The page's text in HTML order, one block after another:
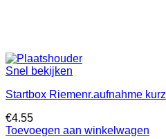
Snel bekijken
Startbox Riemenr.aufnahme kurz
€4.55
Toevoegen aan winkelwagen